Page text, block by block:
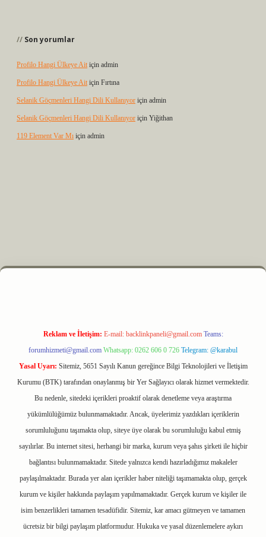
Son yorumlar
Profilo Hangi Ülkeye Ait için admin
Profilo Hangi Ülkeye Ait için Fırtına
Selanik Göçmenleri Hangi Dili Kullanıyor için admin
Selanik Göçmenleri Hangi Dili Kullanıyor için Yiğithan
119 Element Var Mı için admin
m elexbet
Reklam ve İletişim: E-mail: backlinkpaneli@gmail.com Teams:
forumhizmeti@gmail.com Whatsapp: 0262 606 0 726 Telegram: @karabul
Yasal Uyarı: Sitemiz, 5651 Sayılı Kanun gereğince Bilgi Teknolojileri ve İletişim
Kurumu (BTK) tarafından onaylanmış bir Yer Sağlayıcı olarak hizmet vermektedir.
Bu nedenle, sitedeki içerikleri proaktif olarak denetleme veya araştırma
yükümlülüğümüz bulunmamaktadır. Ancak, üyelerimiz yazdıkları içeriklerin
sorumluluğunu taşımakta olup, siteye üye olarak bu sorumluluğu kabul etmiş
sayılırlar. Bu internet sitesi, herhangi bir marka, kurum veya şahıs şirketi ile hiçbir
bağlantısı bulunmamaktadır. Sitede yalnızca kendi hazırladığımız makaleler
paylaşılmaktadır. Burada yer alan içerikler haber niteliği taşımamakta olup, gerçek
kurum ve kişiler hakkında paylaşım yapılmamaktadır. Gerçek kurum ve kişiler ile
isim benzerlikleri tamamen tesadüfidir. Sitemiz, kar amacı gütmeyen ve tamamen
ücretsiz bir bilgi paylaşım platformudur. Hukuka ve yasal düzenlemelere aykırı